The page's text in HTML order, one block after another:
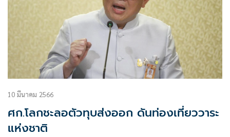
10 มีนาคม 2566
ศก.โลกชะลอตัวทุบส่งออก ดันท่องเที่ยววาระ
แห่งชาติ